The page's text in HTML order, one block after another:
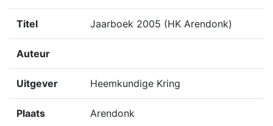
Titel Jaarboek 2005 (HK Arendonk)
Auteur
Uitgever Heemkundige Kring
Plaats Arendonk